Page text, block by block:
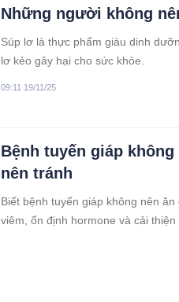
Những người không
Súp lơ là thực phẩm giàu dinh
lơ kẻo gây hại cho sức khỏe.
09:11 19/11/25
Bệnh tuyến giáp
nên tránh
Biết bệnh tuyến giáp không nên
viêm, ổn định hormone và cải